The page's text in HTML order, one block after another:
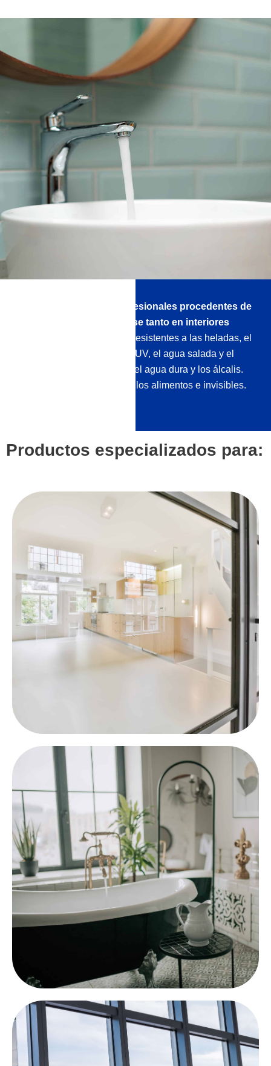
Nuestros selladores profesionales procedentes de
Alemania pueden utilizarse tanto en interiores
Son resistentes a las heladas, el
calor extremo, la radiación UV, el agua salada y el
aire salino, los minerales del agua dura y los álcalis.
Además, son inocuas para los alimentos e invisibles.
Productos especializados para:
Aquí encontrará nuestro sellador profesional para
superficies de cristal como ventanas, puertas,
claraboyas, ventanas de lamas, tejados de cristal,
fachadas de cristal, puertas de entrada,
balaustradas, cristal flotado/plano y mucho más.
Para el sellado de cristales
Nuestro sellador cerámico protege la cerámica